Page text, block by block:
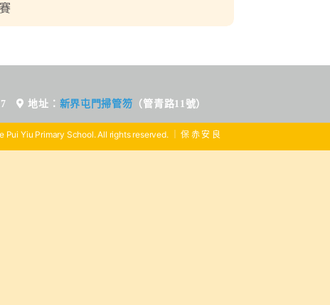
地址： 新界屯門掃管笏 （管青路11號）
Pui Yiu Primary School. All rights reserved. ｜ 保 赤 安 良